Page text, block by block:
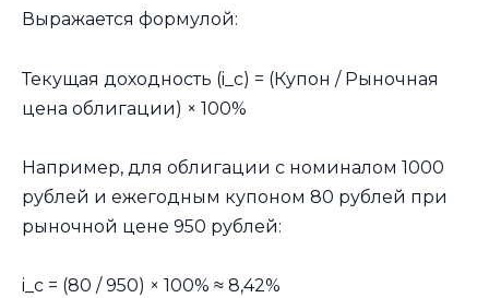
Выражается формулой:
Текущая доходность (i_c) = (Купон / Рыночная
цена облигации) × 100%
Например, для облигации с номиналом 1000
рублей и ежегодным купоном 80 рублей при
рыночной цене 950 рублей:
i_c = (80 / 950) × 100% ≈ 8,42%